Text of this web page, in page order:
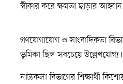
স্বীকার করে ক্ষমতা ছাড়ার আহ্বান
গণযোগাযোগ ও সাংবাদিকতা
ভূমিকা ছিল সবচেয়ে
নাট্যকলা বিভাগের শিক্ষার্থী